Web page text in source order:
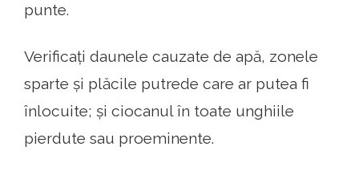
punte.
Verificați daunele cauzate de apă, zonele
sparte și plăcile putrede care ar putea fi
înlocuite; și ciocanul în toate unghiile
pierdute sau proeminente.